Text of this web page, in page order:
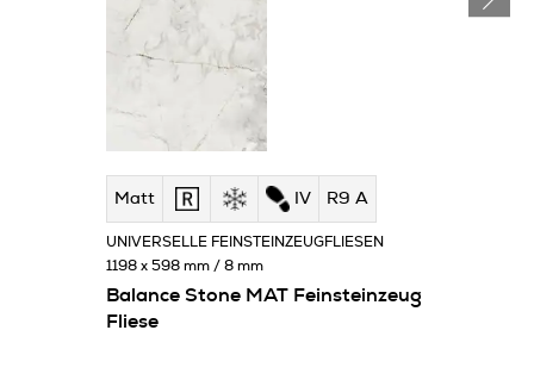
Matt IV R9 A
Balance Stone MAT Feinsteinzeug
Fliese
UNIVERSELLE FEINSTEINZEUGFLIESEN
1198 x 598 mm / 8 mm